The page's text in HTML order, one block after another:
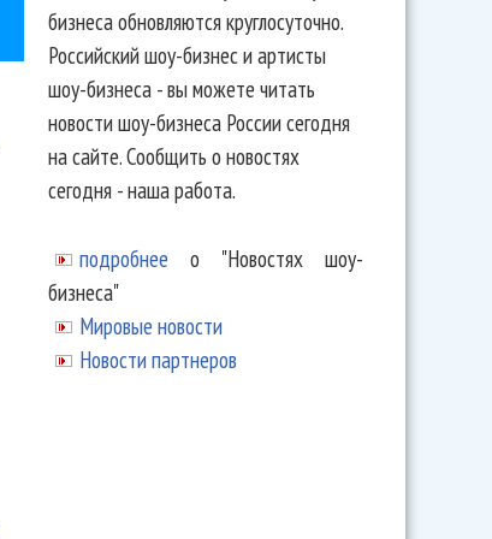
бизнеса обновляются круглосуточно.
Российский шоу-бизнес и артисты
шоу-бизнеса - вы можете читать
новости шоу-бизнеса России сегодня
на сайте. Сообщить о новостях
сегодня - наша работа.
подробнее о "Новостях шоу-
бизнеса"
Мировые новости
Новости партнеров